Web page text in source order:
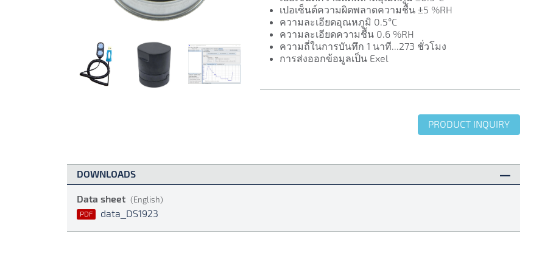
เปอเซ็นต์ความผิดพลาดความชื้น ±5 %RH
ความละเอียดอุณหภูมิ 0.5°C
ความละเอียดความชื้น 0.6 %RH
ความถี่ในการบันทึก 1 นาที...273 ชั่วโมง
การส่งออกข้อมูลเป็น Exel
PRODUCT INQUIRY
DOWNLOADS
Data sheet (English)
PDF data_DS1923